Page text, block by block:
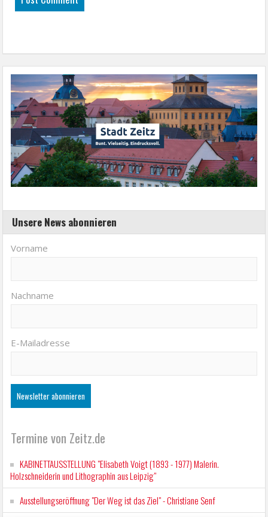
Unsere News abonnieren
Vorname
Nachname
E-Mailadresse
Termine von Zeitz.de
KABINETTAUSSTELLUNG "Elisabeth Voigt (1893 - 1977) Malerin.
Holzschneiderin und Lithographin aus Leipzig"
Ausstellungseröffnung "Der Weg ist das Ziel" - Christiane Senf